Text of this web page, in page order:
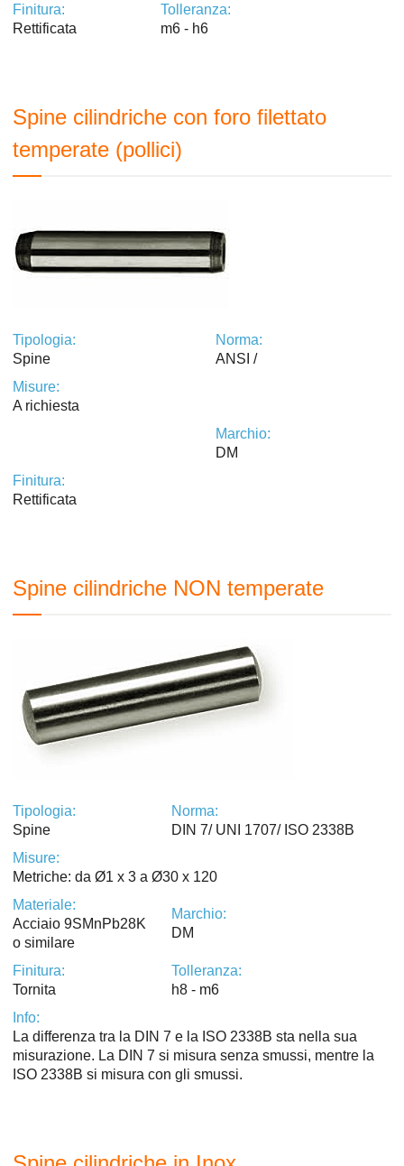
Finitura:
Rettificata
Tolleranza:
m6 - h6
Spine cilindriche con foro filettato
temperate (pollici)
Tipologia:
Spine
Norma:
ANSI /
Misure:
A richiesta
Marchio:
DM
Finitura:
Rettificata
Spine cilindriche NON temperate
Tipologia:
Spine
Norma:
DIN 7/ UNI 1707/ ISO 2338B
Misure:
Metriche: da Ø1 x 3 a Ø30 x 120
Materiale:
Acciaio 9SMnPb28K
o similare
Marchio:
DM
Finitura:
Tornita
Tolleranza:
h8 - m6
Info:
La differenza tra la DIN 7 e la ISO 2338B sta nella sua
misurazione. La DIN 7 si misura senza smussi, mentre la
ISO 2338B si misura con gli smussi.